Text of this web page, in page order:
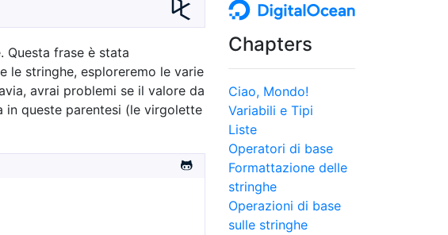
Questa frase è stata
le stringhe, esploreremo le varie
avrai problemi se il valore da
in queste parentesi (le virgolette
Chapters
Ciao, Mondo!
Variabili e Tipi
Liste
Operatori di base
Formattazione delle
stringhe
Operazioni di base
sulle stringhe